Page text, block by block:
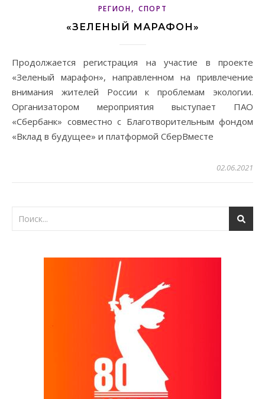
РЕГИОН, СПОРТ
«ЗЕЛЕНЫЙ МАРАФОН»
Продолжается регистрация на участие в проекте
«Зеленый марафон», направленном на привлечение
внимания жителей России к проблемам экологии.
Организатором мероприятия выступает ПАО
«Сбербанк» совместно с Благотворительным фондом
«Вклад в будущее» и платформой СберВместе
02.06.2021